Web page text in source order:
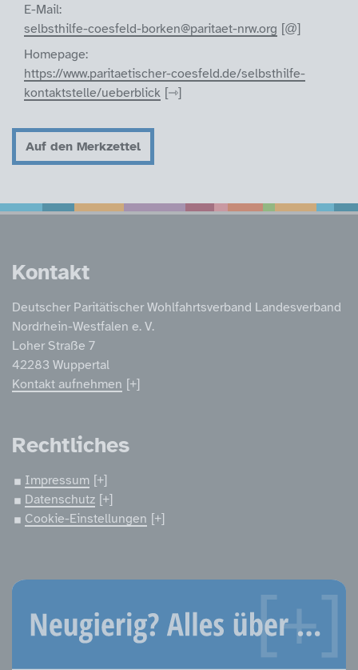
E-Mail:
selbsthilfe-coesfeld-borken@paritaet-nrw.org
Homepage:
https://www.paritaetischer-coesfeld.de/selbsthilfe-
kontaktstelle/ueberblick
Auf den Merkzettel
Service
Kontakt
Deutscher Paritätischer Wohlfahrtsverband Landesverband
Nordrhein-Westfalen e. V.
Loher Straße 7
42283 Wuppertal
Kontakt aufnehmen
Rechtliches
Impressum
Datenschutz
Cookie-Einstellungen